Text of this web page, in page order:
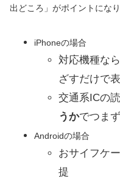
出どころ」がポイントになり
iPhoneの場合
対応機種な
ざすだけで
交通系ICの
うかでつま
Androidの場合
おサイフケ
提